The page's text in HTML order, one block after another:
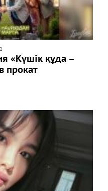
«Күшік құда –
прокат